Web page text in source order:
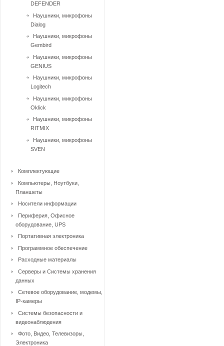
DEFENDER
Наушники, микрофоны
Dialog
Наушники, микрофоны
Gembird
Наушники, микрофоны
GENIUS
Наушники, микрофоны
Logitech
Наушники, микрофоны
Oklick
Наушники, микрофоны
RITMIX
Наушники, микрофоны
SVEN
Комплектующие
Компьютеры, Ноутбуки,
Планшеты
Носители информации
Периферия, Офисное
оборудование, UPS
Портативная электроника
Программное обеспечение
Расходные материалы
Серверы и Системы хранения
данных
Сетевое оборудование, модемы,
IP-камеры
Системы безопасности и
видеонаблюдения
Фото, Видео, Телевизоры,
Электроника